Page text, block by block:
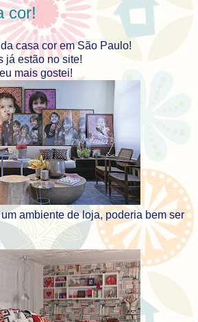
cor!
casa cor em São Paulo!
já estão no site!
mais gostei!
ambiente de loja, poderia bem ser